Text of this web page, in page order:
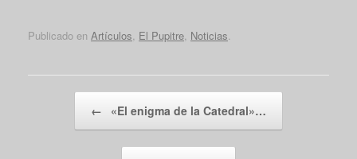
Publicado en Artículos El Pupitre Noticias
← «El enigma de la Catedral»…